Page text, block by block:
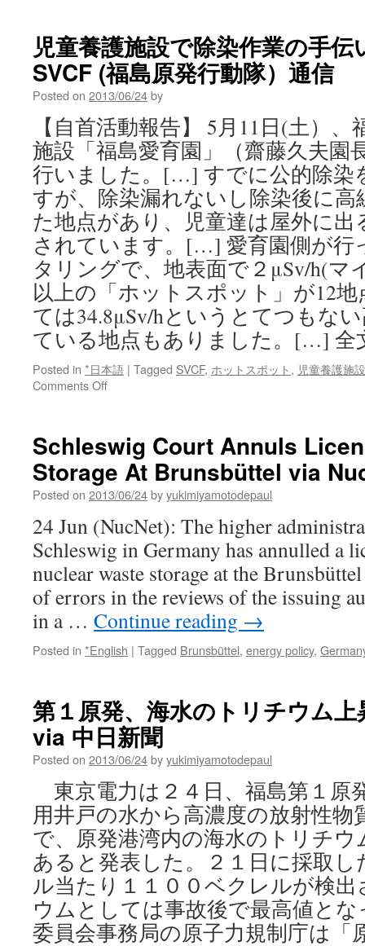
児童養護施設で除染作業の手
SVCF (福島原発行動隊）通信
Posted on 2013/06/24by
【自首活動報告】 5月11日(土）
施設「福島愛育園」（齋藤久夫園
行いました。[…] すでに公的除染
すが、除染漏れないし除染後に
た地点があり、児童達は屋外に
されています。[…] 愛育園側が行
タリングで、地表面で２μSv/h(マ
以上の「ホットスポット」が12
ては34.8μSv/hというとてつもな
ている地点もありました。[…] 全
Posted in *日本語 | Tagged SVCF, ホットスポット, 児童養護施設
Comments Offon
護
施
設
で
染
作
業
の
手
い
を
行
し
た
via
SVCF
島
原
発
行
動
隊）
通
Schleswig Court Annuls
Storage At Brunsbüttel via
Posted on 2013/06/24byyukimiyamotodepaul
24 Jun (NucNet): The higher
Schleswig in Germany has annulled a
nuclear waste storage at the
of errors in the reviews of the issuing
in a … Continue reading →
Posted in *English | Tagged Brunsbüttel, energy policy,
第１原発、海水のトリチウム
via 中日新聞
Posted on 2013/06/24byyukimiyamotodepaul
東京電力は２４日、福島第１原
用井戸の水から高濃度の放射性物
で、原発港湾内の海水のトリチウ
あると発表した。２１日に採取
ル当たり１１００ベクレルが検
ウムとしては事故後で最高値と
委員会事務局の原子力規制庁は「